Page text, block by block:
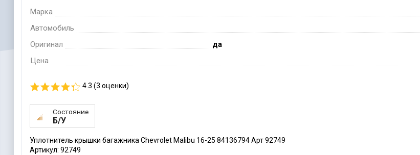
Марка
Автомобиль
Оригинал
да
Цена
4.3 (3 оценки)
Состояние
Б/У
Уплотнитель крышки багажника Chevrolet Malibu 16-25 84136794 Арт 92749
Артикул: 92749